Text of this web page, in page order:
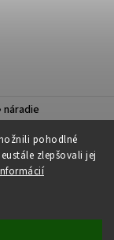
pohodlné
zlepšovali jej
náradie